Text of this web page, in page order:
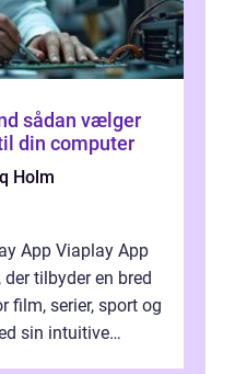
din computer
Holm
App Viaplay App
tilbyder en bred
film, serier, sport og
sin intuitive